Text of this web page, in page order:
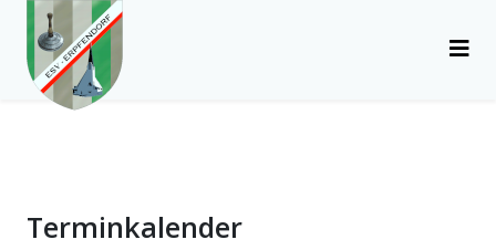
Terminkalender